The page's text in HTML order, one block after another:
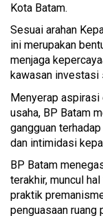
Kota Batam.
Sesuai arahan
ini merupakan
menjaga
kawasan investasi
Menyerap aspirasi
usaha, BP Batam
gangguan
dan intimidasi
BP Batam
terakhir, muncul
praktik
penguasaan ruang